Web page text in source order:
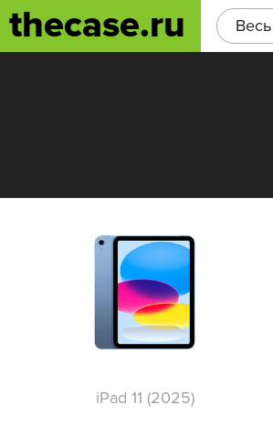
thecase.ru
iPad 11 (2025)